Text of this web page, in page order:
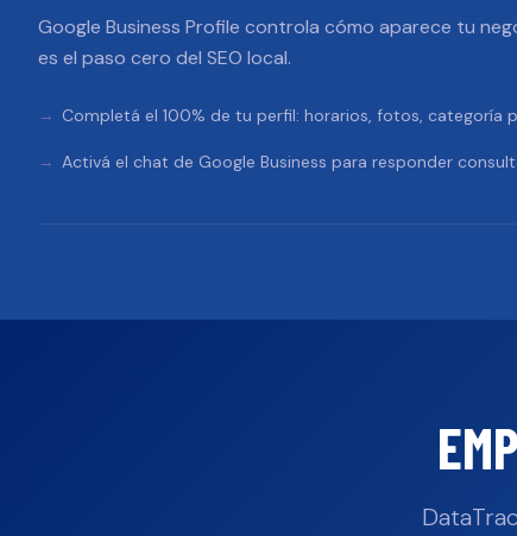
Google Business Profile controla cómo aparece tu
es el paso cero del SEO local.
Completá el 100% de tu perfil: horarios, fotos, categoría
Activá el chat de Google Business para responder